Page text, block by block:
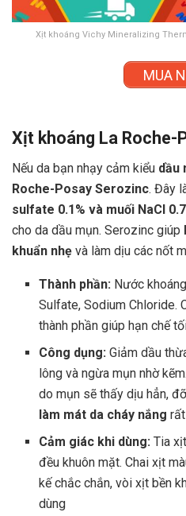
Xịt khoáng Vichy Mineralizing
MUA
Xịt khoáng La Roche-
Nếu da bạn nhạy cảm kiểu dầu
Roche-Posay Serozinc. Đây
sulfate 0.1% và muối NaCl
cho da dầu mụn. Serozinc giúp
khuẩn nhẹ và làm dịu các nốt
Thành phần: Nước
Sulfate, Sodium Chloride.
thành phần giúp hạn chế
Công dụng: Giảm dầu
lông và ngừa mụn nhờ
do mụn sẽ thấy dịu hẳn,
làm mát da cháy nắng
Cảm giác khi dùng: Tia
đều khuôn mặt. Chai xịt
kế chắc chắn, vòi xịt bền
dùng